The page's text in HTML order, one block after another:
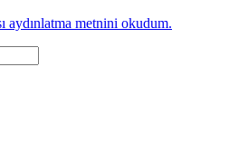
aydınlatma metnini okudum.